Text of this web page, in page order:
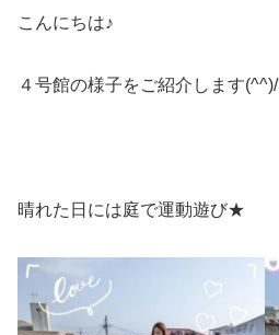
こんにちは♪
４号館の様子をご紹介します(^^)/
晴れた日には庭で運動遊び★